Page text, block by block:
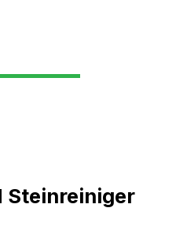
Steinreiniger